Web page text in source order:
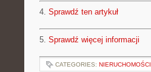
4. Sprawdź ten artykuł
5. Sprawdź więcej informacji
CATEGORIES: NIERUCHOMOŚCI